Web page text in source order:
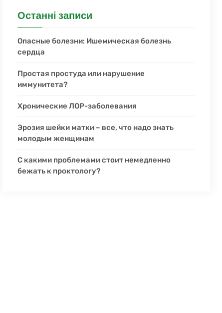
Останні записи
Опасные болезни: Ишемическая болезнь
сердца
Простая простуда или нарушение
иммунитета?
Хронические ЛОР-заболевания
Эрозия шейки матки – все, что надо знать
молодым женщинам
С какими проблемами стоит немедленно
бежать к проктологу?